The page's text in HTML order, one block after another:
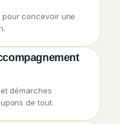
concevoir une
démarches
de tout.